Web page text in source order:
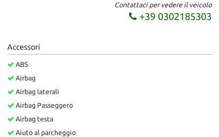
Contattaci per vedere il veicolo
+39 0302185303
Accessori
ABS
Airbag
Airbag laterali
Airbag Passeggero
Airbag testa
Aiuto al parcheggio